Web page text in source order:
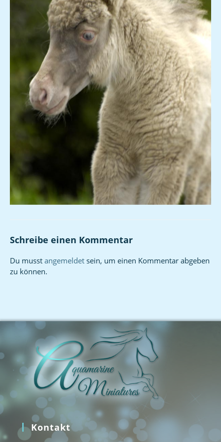
Schreibe einen Kommentar
Du musst angemeldet sein, um einen Kommentar abgeben
zu können.
Kontakt